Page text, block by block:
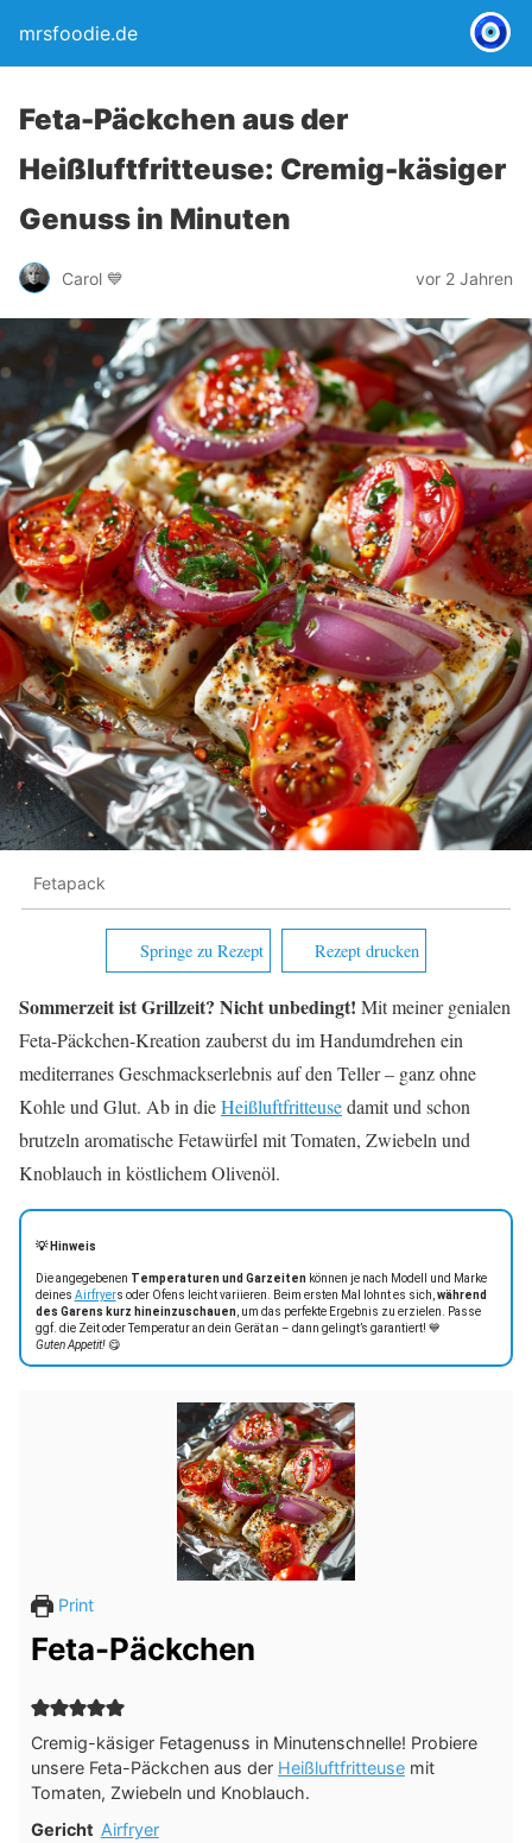
mrsfoodie.de
Feta-Päckchen aus der
Heißluftfritteuse: Cremig-käsiger
Genuss in Minuten
Carol 💙 vor 2 Jahren
Fetapack
Springe zu Rezept Rezept drucken
Sommerzeit ist Grillzeit? Nicht unbedingt! Mit meiner genialen
Feta-Päckchen-Kreation zauberst du im Handumdrehen ein
mediterranes Geschmackserlebnis auf den Teller – ganz ohne
Kohle und Glut. Ab in dieHeißluftfritteusedamit und schon
brutzeln aromatische Fetawürfel mit Tomaten, Zwiebeln und
Knoblauch in köstlichem Olivenöl.
💡 Hinweis
Die angegebenen Temperaturen und Garzeitenkönnen je nach Modell und Marke
deines Airfryers oder Ofens leicht variieren. Beim ersten Mal lohnt es sich, während
des Garens kurz hineinzuschauen, um das perfekte Ergebnis zu erzielen. Passe
ggf. die Zeit oder Temperatur an dein Gerät an – dann gelingt’s garantiert! 💙
Guten Appetit!😋
Print
Feta-Päckchen
Cremig-käsiger Fetagenuss in Minutenschnelle! Probiere
unsere Feta-Päckchen aus der Heißluftfritteuse mit
Tomaten, Zwiebeln und Knoblauch.
Gericht Airfryer